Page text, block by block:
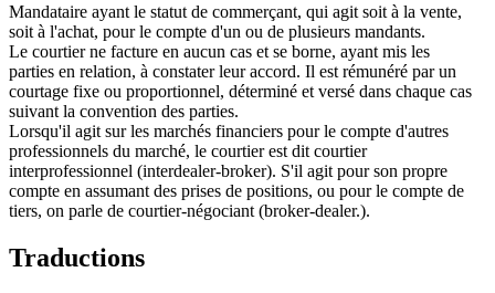
Mandataire ayant le statut de commerçant, qui agit soit à la vente,
soit à l'achat, pour le compte d'un ou de plusieurs mandants.
Le courtier ne facture en aucun cas et se borne, ayant mis les
parties en relation, à constater leur accord. Il est rémunéré par un
courtage fixe ou proportionnel, déterminé et versé dans chaque cas
suivant la convention des parties.
Lorsqu'il agit sur les marchés financiers pour le compte d'autres
professionnels du marché, le courtier est dit courtier
interprofessionnel (interdealer-broker). S'il agit pour son propre
compte en assumant des prises de positions, ou pour le compte de
tiers, on parle de courtier-négociant (broker-dealer.).
Traductions